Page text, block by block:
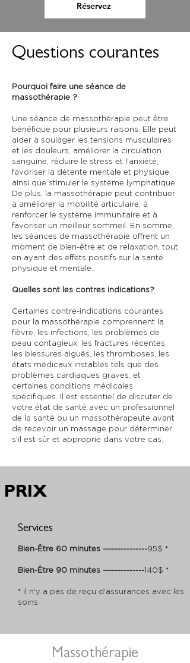
Réservez
Questions courantes
Pourquoi faire une séance de
massothérapie ?
Une séance de massothérapie peut être
bénéfique pour plusieurs raisons. Elle peut
aider à soulager les tensions musculaires
et les douleurs, améliorer la circulation
sanguine, réduire le stress et l'anxiété,
favoriser la détente mentale et physique,
ainsi que stimuler le système lymphatique.
De plus, la massothérapie peut contribuer
à améliorer la mobilité articulaire, à
renforcer le système immunitaire et à
favoriser un meilleur sommeil. En somme,
les séances de massothérapie offrent un
moment de bien-être et de relaxation, tout
en ayant des effets positifs sur la santé
physique et mentale..
Quelles sont les contres indications?
Certaines contre-indications courantes
pour la massothérapie comprennent la
fièvre, les infections, les problèmes de
peau contagieux, les fractures récentes,
les blessures aiguës, les thromboses, les
états médicaux instables tels que des
problèmes cardiaques graves, et
certaines conditions médicales
spécifiques. Il est essentiel de discuter de
votre état de santé avec un professionnel
de la santé ou un massothérapeute avant
de recevoir un massage pour déterminer
s'il est sûr et approprié dans votre cas.
PRIX
Services
Bien-Être 60 minutes ---------------95$ *
Bien-Être 90 minutes --------------140$ *
* il n'y a pas de reçu d'assurances avec les
soins
Massothérapie